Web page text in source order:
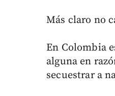
Más claro no
En Colombia
alguna en
secuestrar a